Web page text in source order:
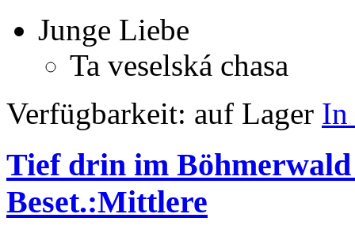
Junge Liebe
Ta veselská chasa
Verfügbarkeit: auf Lager In
Tief drin im
Beset.:Mittlere